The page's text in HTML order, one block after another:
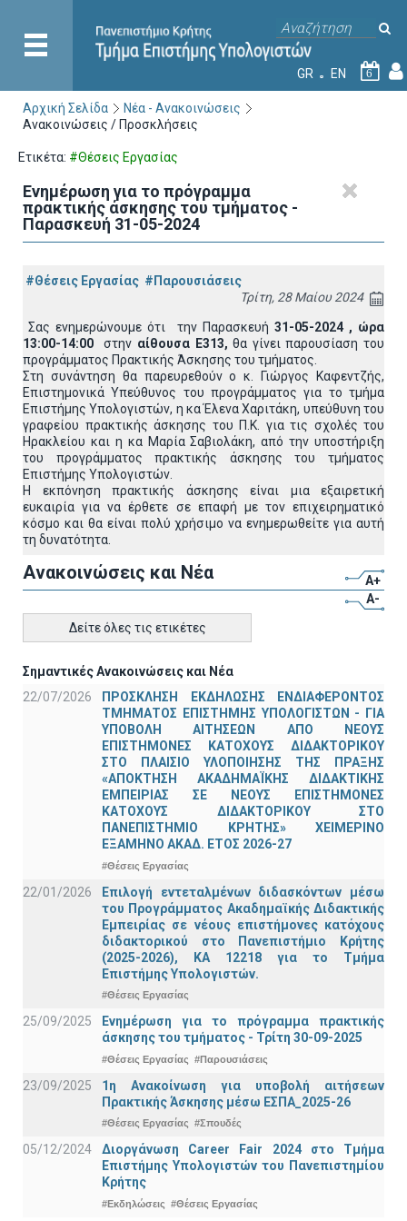
GR EN 6
Αρχική Σελίδα
Νέα - Ανακοινώσεις
Ανακοινώσεις / Προσκλήσεις
Ετικέτα: #Θέσεις Εργασίας
Ενημέρωση για το πρόγραμμα
πρακτικής άσκησης του τμήματος -
Παρασκευή 31-05-2024
#Θέσεις Εργασίας #Παρουσιάσεις
Τρίτη, 28 Μαίου 2024
Σας ενημερώνουμε ότι την Παρασκευή 31-05-2024 , ώρα
13:00-14:00στην αίθουσα Ε313, θα γίνει παρουσίαση του
προγράμματος Πρακτικής Άσκησης του τμήματος.
Στη συνάντηση θα παρευρεθούν ο κ. Γιώργος Καφεντζής,
Επιστημονικά Υπεύθυνος του προγράμματος για το τμήμα
Επιστήμης Υπολογιστών, η κα Έλενα Χαριτάκη, υπεύθυνη του
γραφείου πρακτικής άσκησης του Π.Κ. για τις σχολές του
Ηρακλείου και η κα Μαρία Σαβιολάκη, από την υποστήριξη
του προγράμματος πρακτικής άσκησης του τμήματος
Επιστήμης Υπολογιστών.
Η εκπόνηση πρακτικής άσκησης είναι μια εξαιρετική
ευκαιρία για να έρθετε σε επαφή με τον επιχειρηματικό
κόσμο και θα είναι πολύ χρήσιμο να ενημερωθείτε για αυτή
τη δυνατότητα.
Ανακοινώσεις και Νέα
A+
A-
Δείτε όλες τις ετικέτες
Σημαντικές Ανακοινώσεις και Νέα
22/07/2026
ΠΡΟΣΚΛΗΣΗ ΕΚΔΗΛΩΣΗΣ ΕΝΔΙΑΦΕΡΟΝΤΟΣ
ΤΜΗΜΑΤΟΣ ΕΠΙΣΤΗΜΗΣ ΥΠΟΛΟΓΙΣΤΩΝ - ΓΙΑ
ΥΠΟΒΟΛΗ ΑΙΤΗΣΕΩΝ ΑΠΟ ΝΕΟΥΣ
ΕΠΙΣΤΗΜΟΝΕΣ ΚΑΤΟΧΟΥΣ ΔΙΔΑΚΤΟΡΙΚΟΥ
ΣΤΟ ΠΛΑΙΣΙΟ ΥΛΟΠΟΙΗΣΗΣ ΤΗΣ ΠΡΑΞΗΣ
«ΑΠΟΚΤΗΣΗ ΑΚΑΔΗΜΑΪΚΗΣ ΔΙΔΑΚΤΙΚΗΣ
ΕΜΠΕΙΡΙΑΣ ΣΕ ΝΕΟΥΣ ΕΠΙΣΤΗΜΟΝΕΣ
ΚΑΤΟΧΟΥΣ ΔΙΔΑΚΤΟΡΙΚΟΥ ΣΤΟ
ΠΑΝΕΠΙΣΤΗΜΙΟ ΚΡΗΤΗΣ» ΧΕΙΜΕΡΙΝΟ
ΕΞΑΜΗΝΟ ΑΚΑΔ. ΕΤΟΣ 2026-27
#Θέσεις Εργασίας
22/01/2026
Επιλογή εντεταλμένων διδασκόντων μέσω
του Προγράμματος Ακαδημαϊκής Διδακτικής
Εμπειρίας σε νέους επιστήμονες κατόχους
διδακτορικού στο Πανεπιστήμιο Κρήτης
(2025-2026), ΚΑ 12218 για το Τμήμα
Επιστήμης Υπολογιστών.
#Θέσεις Εργασίας
25/09/2025
Ενημέρωση για το πρόγραμμα πρακτικής
άσκησης του τμήματος - Τρίτη 30-09-2025
#Θέσεις Εργασίας #Παρουσιάσεις
23/09/2025
1η Ανακοίνωση για υποβολή αιτήσεων
Πρακτικής Άσκησης μέσω ΕΣΠΑ_2025-26
#Θέσεις Εργασίας #Σπουδές
05/12/2024
Διοργάνωση Career Fair 2024 στο Τμήμα
Επιστήμης Υπολογιστών του Πανεπιστημίου
Κρήτης
#Εκδηλώσεις #Θέσεις Εργασίας